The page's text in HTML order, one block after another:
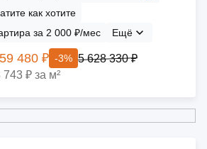
как хотите
за 2 000 ₽/мес
Ещё
480 ₽ -3% 5 628 330 ₽
743 ₽ за м²